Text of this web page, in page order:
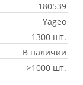
180539
Yageo
1300 шт.
В наличии
>1000 шт.